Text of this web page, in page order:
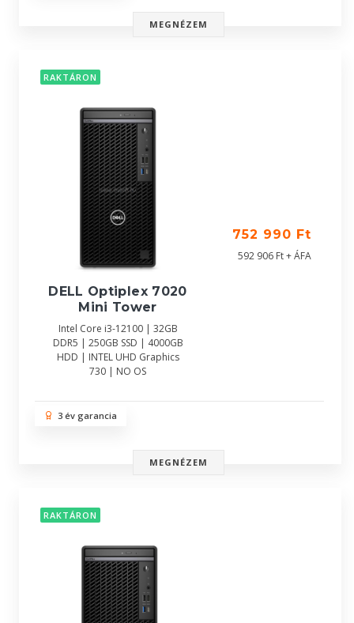
MEGNÉZEM
RAKTÁRON
DELL Optiplex 7020
Mini Tower
Intel Core i3-12100 | 32GB
DDR5 | 250GB SSD | 4000GB
HDD | INTEL UHD Graphics
730 | NO OS
752 990 Ft
592 906 Ft + ÁFA
3 év garancia
MEGNÉZEM
RAKTÁRON